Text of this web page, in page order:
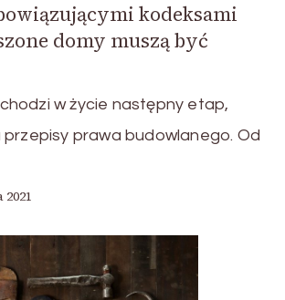
kodeksami
domy muszą być
w życie następny etap,
prawa budowlanego. Od